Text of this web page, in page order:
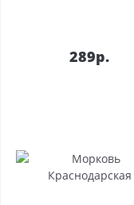
289р.